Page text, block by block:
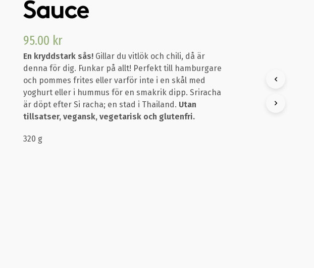
Sauce
95.00 kr
En kryddstark sås! Gillar du vitlök och chili, då är
denna för dig. Funkar på allt! Perfekt till hamburgare
och pommes frites eller varför inte i en skål med
yoghurt eller i hummus för en smakrik dipp. Sriracha
är döpt efter Si racha; en stad i Thailand. Utan
tillsatser, vegansk, vegetarisk och glutenfri.
320 g